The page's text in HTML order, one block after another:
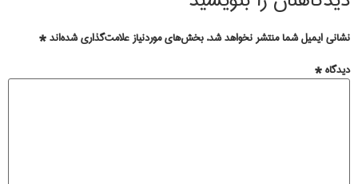
نشانی ایمیل شما منتشر نخواهد شد. بخش‌های موردنیاز علامت‌گذاری شده‌اند*
دیدگاه*